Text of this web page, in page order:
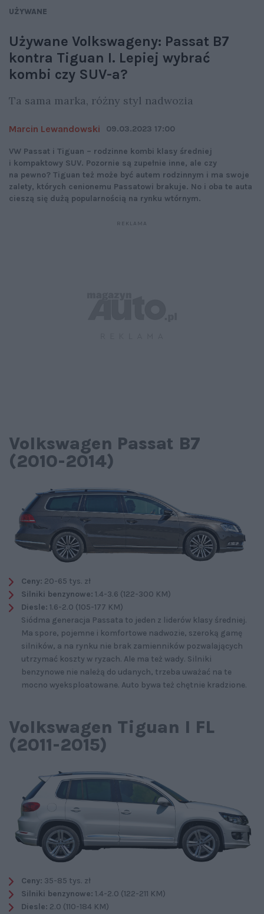
UŻYWANE
Używane Volkswageny: Passat B7
kontra Tiguan I. Lepiej wybrać
kombi czy SUV-a?
Ta sama marka, różny styl nadwozia
Marcin Lewandowski 09.03.2023 17:00
VW Passat i Tiguan – rodzinne kombi klasy średniej
i kompaktowy SUV. Pozornie są zupełnie inne, ale czy
na pewno? Tiguan też może być autem rodzinnym i ma swoje
zalety, których cenionemu Passatowi brakuje. No i oba te auta
cieszą się dużą popularnością na rynku wtórnym.
Volkswagen Passat B7
(2010-2014)
Ceny: 20-65 tys. zł
Silniki benzynowe: 1.4-3.6 (122-300 KM)
Diesle: 1.6-2.0 (105-177 KM)
Siódma generacja Passata to jeden z liderów klasy średniej.
Ma spore, pojemne i komfortowe nadwozie, szeroką gamę
silników, a na rynku nie brak zamienników pozwalających
utrzymać koszty w ryzach. Ale ma też wady. Silniki
benzynowe nie należą do udanych, trzeba uważać na te
mocno wyeksploatowane. Auto bywa też chętnie kradzione.
Volkswagen Tiguan I FL
(2011-2015)
Ceny: 35-85 tys. zł
Silniki benzynowe: 1.4-2.0 (122-211 KM)
Diesle: 2.0 (110-184 KM)